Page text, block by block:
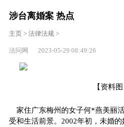
涉台离婚案 热点
主页> 法律法规>
法问网 2023-05-29 08:49:26
【资料图
家住广东梅州的女子何*燕美丽
受和生活前景。2002年初，未婚